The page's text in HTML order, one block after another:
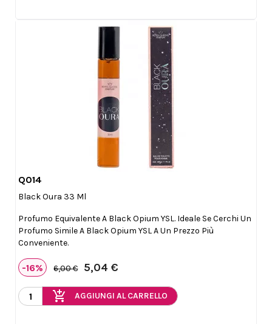
Q014
Black Oura 33 Ml
Profumo Equivalente A Black Opium YSL. Ideale Se Cerchi Un
Profumo Simile A Black Opium YSL A Un Prezzo Più
Conveniente.
-16% 6,00 € 5,04 €
add_shopping_cart AGGIUNGI AL CARRELLO